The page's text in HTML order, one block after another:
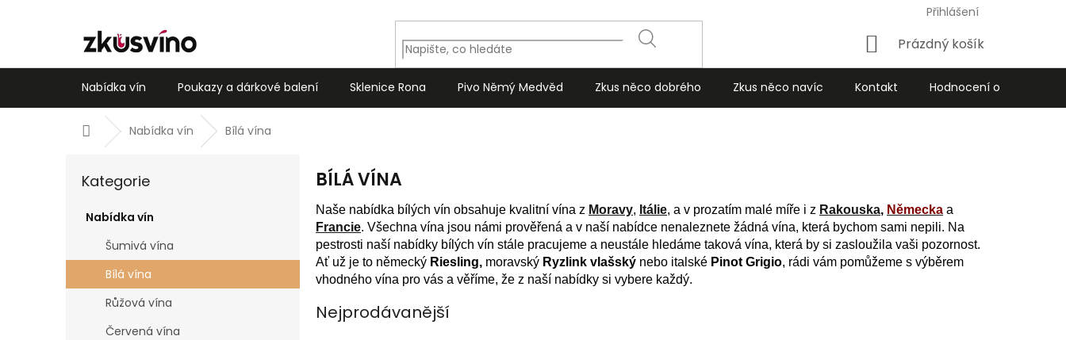
Přihlášení
HLEDAT
Nákupní
Prázdný košík
Nabídka vín Poukazy a dárkové balení Sklenice Rona Pivo Němý Medvěd Zkus něco dobrého Zkus něco navíc Kontakt Hodnocení obchodu
DomůNabídka vín Bílá vína
n
n
kategorie
Kategorie
Nabídka vín
Šumivá vína
Bílá vína
Růžová vína
Červená vína
BÍLÁ VÍNA
Naše nabídka bílých vín obsahuje kvalitní vína z Moravy, Itálie, a v prozatím malé míře i z Rakouska, Německa a
Francie. Všechna vína jsou námi prověřená a v naší nabídce nenaleznete žádná vína, která bychom sami nepili. Na
pestrosti naší nabídky bílých vín stále pracujeme a neustále hledáme taková vína, která by si zasloužila vaši pozornost.
Ať už je to německý Riesling, moravský Ryzlink vlašský nebo italské Pinot Grigio, rádi vám pomůžeme s výběrem
vhodného vína pro vás a věříme, že z naší nabídky si vybere každý.
Nejprodávanější